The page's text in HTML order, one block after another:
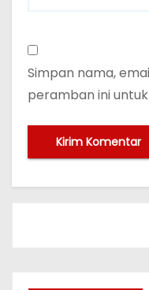
Simpan nama,
peramban ini